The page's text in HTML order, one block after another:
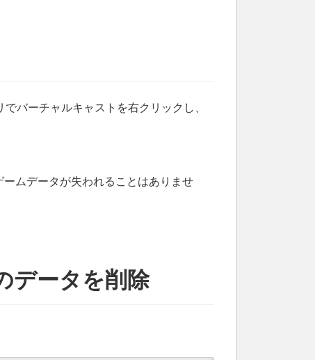
バーチャルキャストを右クリックし、
ムデータが失われることはありませ
データを削除